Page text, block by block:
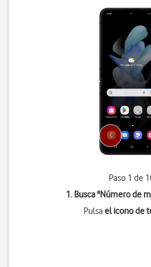
Paso 1 de
1. Busca "Número de
Pulsael icono de